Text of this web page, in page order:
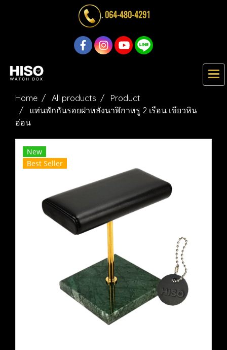
.064-480-4291
Home All products
Product
แท่นพักกันรอยฝาหลังนาฬิกาหรู 2 เรือน เขียวหิน
อ่อน
New
Best Seller